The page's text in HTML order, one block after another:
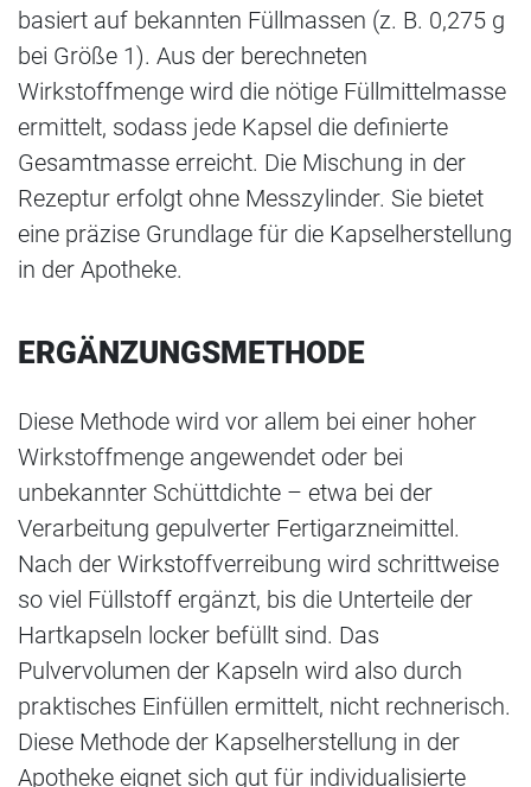
basiert auf bekannten Füllmassen (z. B. 0,275 g
bei Größe 1). Aus der berechneten
Wirkstoffmenge wird die nötige Füllmittelmasse
ermittelt, sodass jede Kapsel die definierte
Gesamtmasse erreicht. Die Mischung in der
Rezeptur erfolgt ohne Messzylinder. Sie bietet
eine präzise Grundlage für die Kapselherstellung
in der Apotheke.
ERGÄNZUNGSMETHODE
Diese Methode wird vor allem bei einer hoher
Wirkstoffmenge angewendet oder bei
unbekannter Schüttdichte – etwa bei der
Verarbeitung gepulverter Fertigarzneimittel.
Nach der Wirkstoffverreibung wird schrittweise
so viel Füllstoff ergänzt, bis die Unterteile der
Hartkapseln locker befüllt sind. Das
Pulvervolumen der Kapseln wird also durch
praktisches Einfüllen ermittelt, nicht rechnerisch.
Diese Methode der Kapselherstellung in der
Apotheke eignet sich gut für individualisierte